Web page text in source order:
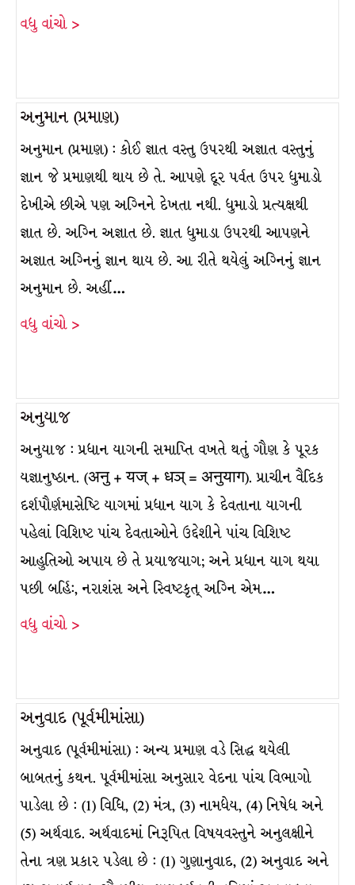
વધુ વાંચો >
અનુમાન (પ્રમાણ)
અનુમાન (પ્રમાણ) : કોઈ જ્ઞાત વસ્તુ ઉપરથી અજ્ઞાત વસ્તુનું
જ્ઞાન જે પ્રમાણથી થાય છે તે. આપણે દૂર પર્વત ઉપર ધુમાડો
દેખીએ છીએ પણ અગ્નિને દેખતા નથી. ધુમાડો પ્રત્યક્ષથી
જ્ઞાત છે. અગ્નિ અજ્ઞાત છે. જ્ઞાત ધુમાડા ઉપરથી આપણને
અજ્ઞાત અગ્નિનું જ્ઞાન થાય છે. આ રીતે થયેલું અગ્નિનું જ્ઞાન
અનુમાન છે. અહીં…
વધુ વાંચો >
અનુયાજ
અનુયાજ : પ્રધાન યાગની સમાપ્તિ વખતે થતું ગૌણ કે પૂરક
યજ્ઞાનુષ્ઠાન. (अनु + यज् + धञ् = अनुयाग). પ્રાચીન વૈદિક
દર્શપૌર્ણમાસેષ્ટિ યાગમાં પ્રધાન યાગ કે દેવતાના યાગની
પહેલાં વિશિષ્ટ પાંચ દેવતાઓને ઉદ્દેશીને પાંચ વિશિષ્ટ
આહુતિઓ અપાય છે તે પ્રયાજયાગ; અને પ્રધાન યાગ થયા
પછી બર્હિ:, નરાશંસ અને સ્વિષ્ટકૃત્ અગ્નિ એમ…
વધુ વાંચો >
અનુવાદ (પૂર્વમીમાંસા)
અનુવાદ (પૂર્વમીમાંસા) : અન્ય પ્રમાણ વડે સિદ્ધ થયેલી
બાબતનું કથન. પૂર્વમીમાંસા અનુસાર વેદના પાંચ વિભાગો
પાડેલા છે : (1) વિધિ, (2) મંત્ર, (3) નામધેય, (4) નિષેધ અને
(5) અર્થવાદ. અર્થવાદમાં નિરૂપિત વિષયવસ્તુને અનુલક્ષીને
તેના ત્રણ પ્રકાર પડેલા છે : (1) ગુણાનુવાદ, (2) અનુવાદ અને